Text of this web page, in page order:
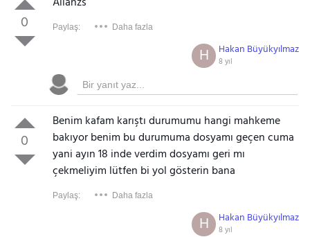
0 Paylaş: Daha fazla
Hakan Büyükyılmaz
8 yıl
H
0
Benim kafam karıştı durumumu hangi mahkeme
bakıyor benim bu durumuma dosyamı geçen cuma
yani ayın 18 inde verdim dosyamı geri mı
çekmeliyim lütfen bi yol gösterin bana
Paylaş: Daha fazla
Hakan Büyükyılmaz
8 yıl
H